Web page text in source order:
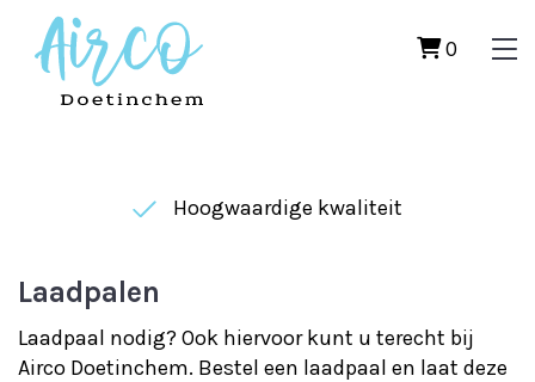
0
Hoogwaardige kwaliteit
Laadpalen
Laadpaal nodig? Ook hiervoor kunt u terecht bij
Airco Doetinchem. Bestel een laadpaal en laat deze